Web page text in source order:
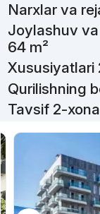
Narxlar va
Joylashuv
64 m²
Xususiyatlari
Qurilishning
Tavsif 2-